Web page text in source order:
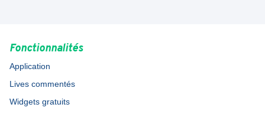
Fonctionnalités
Application
Lives commentés
Widgets gratuits